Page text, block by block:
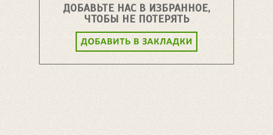
ДОБАВЬТЕ НАС В ИЗБРАННОЕ,
ЧТОБЫ НЕ ПОТЕРЯТЬ